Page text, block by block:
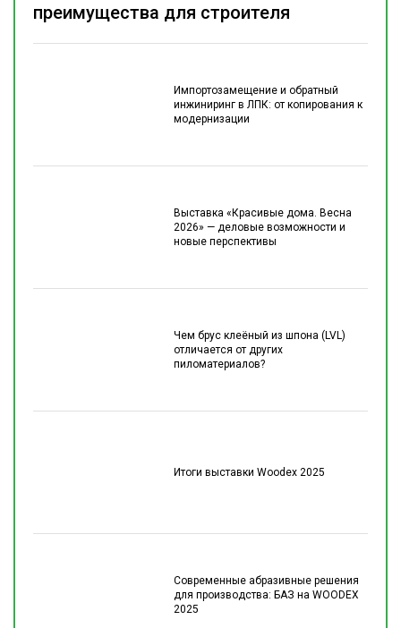
Импортозамещение и обратный
инжиниринг в ЛПК: от копирования к
модернизации
Выставка «Красивые дома. Весна
2026» — деловые возможности и
новые перспективы
Чем брус клеёный из шпона (LVL)
отличается от других
пиломатериалов?
Итоги выставки Woodex 2025
Современные абразивные решения
для производства: БАЗ на WOODEX
2025
преимущества для строителя